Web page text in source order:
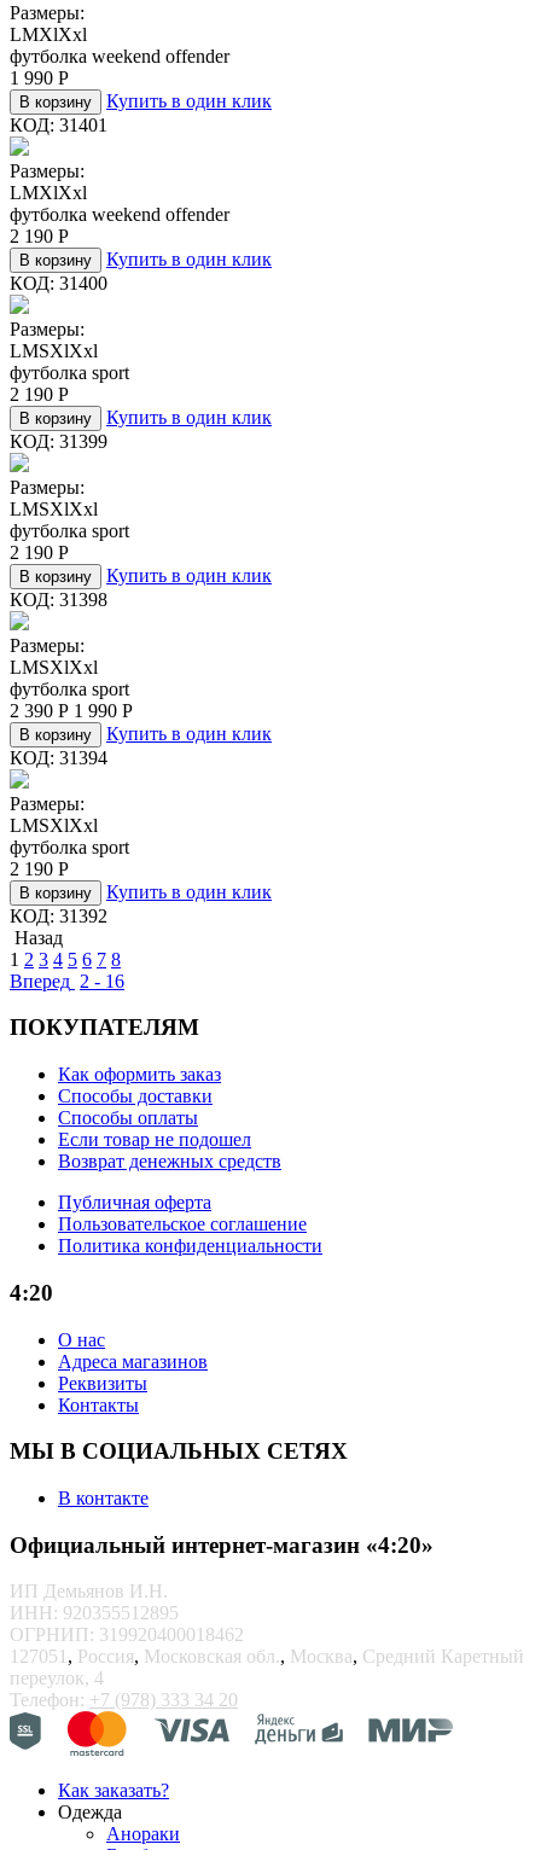
Размеры:
LMXlXxl
футболка weekend offender
1 990 Р
В корзину
Купить в один клик
КОД: 31401
Размеры:
LMXlXxl
футболка weekend offender
2 190 Р
В корзину
Купить в один клик
КОД: 31400
Размеры:
LMSXlXxl
футболка sport
2 190 Р
В корзину
Купить в один клик
КОД: 31399
Размеры:
LMSXlXxl
футболка sport
2 190 Р
В корзину
Купить в один клик
КОД: 31398
Размеры:
LMSXlXxl
футболка sport
2 390 Р 1 990 Р
В корзину
Купить в один клик
КОД: 31394
Размеры:
LMSXlXxl
футболка sport
2 190 Р
В корзину
Купить в один клик
КОД: 31392
Назад
1 2 3 4 5 6 7 8
Вперед 2 - 16
ПОКУПАТЕЛЯМ
Как оформить заказ
Способы доставки
Способы оплаты
Если товар не подошел
Возврат денежных средств
Публичная оферта
Пользовательское соглашение
Политика конфиденциальности
4:20
О нас
Адреса магазинов
Реквизиты
Контакты
МЫ В СОЦИАЛЬНЫХ СЕТЯХ
В контакте
Официальный интернет-магазин «4:20»
ИП Демьянов И.Н.
ИНН: 920355512895
ОГРНИП: 319920400018462
127051 , Россия, Московская обл., Москва, Средний Каретный
переулок, 4
Телефон: +7 (978) 333 34 20
Как заказать?
Одежда
Анораки